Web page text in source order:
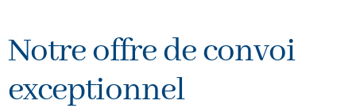
Notre offre de convoi
exceptionnel